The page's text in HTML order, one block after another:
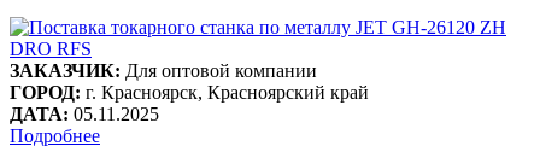
ЗАКАЗЧИК: Для оптовой компании
ГОРОД: г. Красноярск, Красноярский край
ДАТА: 05.11.2025
Подробнее